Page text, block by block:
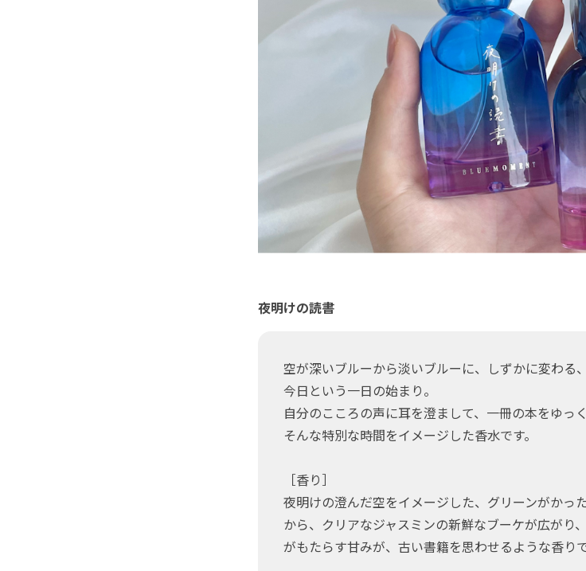
夜明けの読書
空が深いブルーから淡いブルーに、しずかに変わる
今日という一日の始まり。
自分のこころの声に耳を澄まして、一冊の本をゆっ
そんな特別な時間をイメージした香水です。
［香り］
夜明けの澄んだ空をイメージした、グリーンがかっ
から、クリアなジャスミンの新鮮なブーケが広がり
がもたらす甘みが、古い書籍を思わせるような香りで